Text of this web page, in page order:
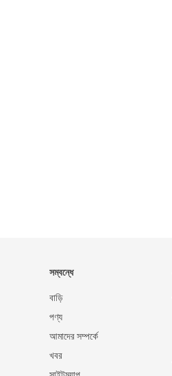
সম্বন্ধে
বাড়ি
পণ্য
আমাদের সম্পর্কে
খবর